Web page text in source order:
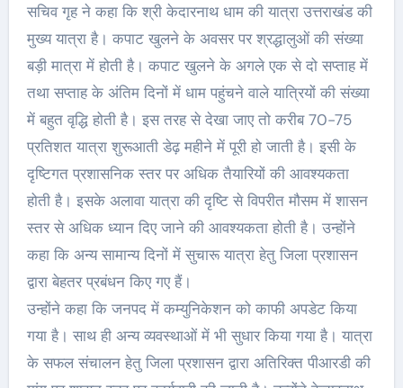
सचिव गृह ने कहा कि श्री केदारनाथ धाम की यात्रा उत्तराखंड की
मुख्य यात्रा है। कपाट खुलने के अवसर पर श्रद्धालुओं की संख्या
बड़ी मात्रा में होती है। कपाट खुलने के अगले एक से दो सप्ताह में
तथा सप्ताह के अंतिम दिनों में धाम पहुंचने वाले यात्रियों की संख्या
में बहुत वृद्धि होती है। इस तरह से देखा जाए तो करीब 70-75
प्रतिशत यात्रा शुरूआती डेढ़ महीने में पूरी हो जाती है। इसी के
दृष्टिगत प्रशासनिक स्तर पर अधिक तैयारियों की आवश्यकता
होती है। इसके अलावा यात्रा की दृष्टि से विपरीत मौसम में शासन
स्तर से अधिक ध्यान दिए जाने की आवश्यकता होती है। उन्होंने
कहा कि अन्य सामान्य दिनों में सुचारू यात्रा हेतु जिला प्रशासन
द्वारा बेहतर प्रबंधन किए गए हैं।
उन्होंने कहा कि जनपद में कम्युनिकेशन को काफी अपडेट किया
गया है। साथ ही अन्य व्यवस्थाओं में भी सुधार किया गया है। यात्रा
के सफल संचालन हेतु जिला प्रशासन द्वारा अतिरिक्त पीआरडी की